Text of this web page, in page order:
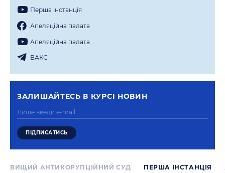
Перша iнстанцiя
Апеляцiйна палата
Апеляцiйна палата
ВАКС
ЗАЛИШАЙТЕСЬ В КУРСI НОВИН
ВИЩИЙ АНТИКОРУПЦІЙНИЙ СУД ПЕРША IНСТАНЦIЯ